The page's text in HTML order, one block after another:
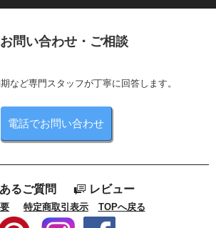
お問い合わせ・ご相談
など専門スタッフが丁寧に回答します。
電話でお問い合わせ
るご質問 レビュー
特定商取引表示 TOPへ戻る